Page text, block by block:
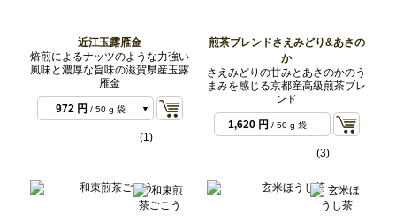
近江玉露雁金
焙煎によるナッツのような力強い
風味と濃厚な旨味の滋賀県産玉露
雁金
972 円 / 50 g 袋
(1)
煎茶ブレンドさえみどり&あさの
か
さえみどりの甘みとあさのかのう
まみを感じる京都産高級煎茶ブレ
ンド
1,620 円 / 50 g 袋
(3)